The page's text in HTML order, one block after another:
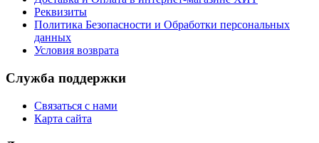
Реквизиты
Политика Безопасности и Обработки персональных
данных
Условия возврата
Служба поддержки
Связаться с нами
Карта сайта